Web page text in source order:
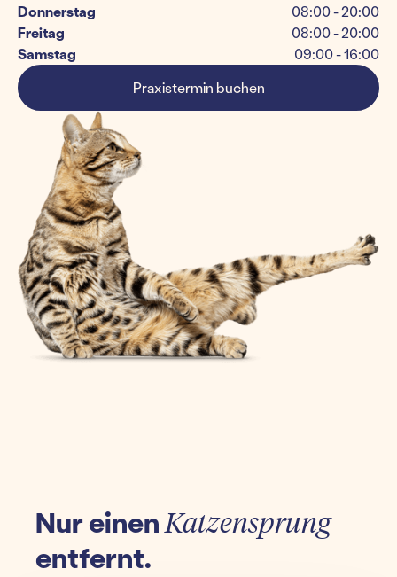
Donnerstag
08:00 - 20:00
Freitag
08:00 - 20:00
Samstag
09:00 - 16:00
Praxistermin buchen
Nur einenKatzensprung
entfernt.